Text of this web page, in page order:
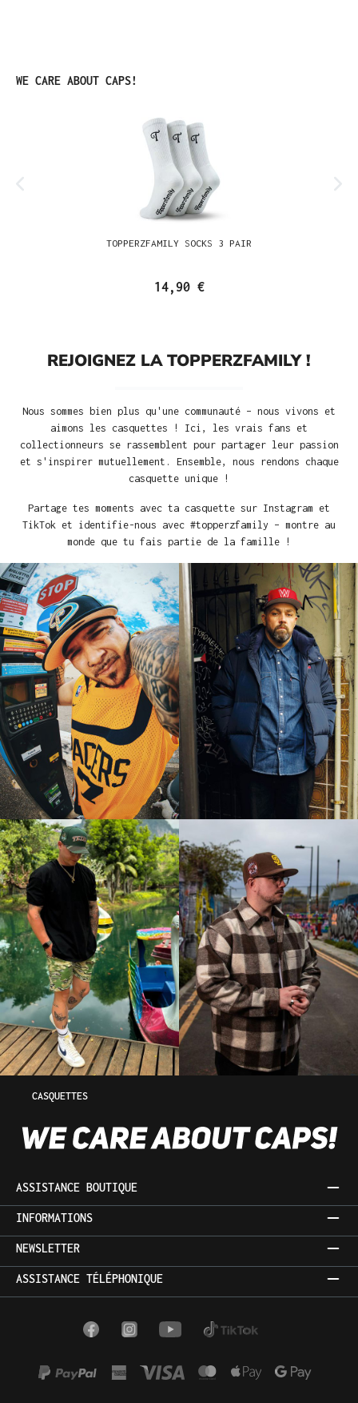
Ignorer la galerie de produits
WE CARE ABOUT CAPS!
TOPPERZFAMILY SOCKS 3 PAIR
14,90 €
REJOIGNEZ LA TOPPERZFAMILY !
Nous sommes bien plus qu'une communauté – nous vivons et
aimons les casquettes ! Ici, les vrais fans et
collectionneurs se rassemblent pour partager leur passion
et s'inspirer mutuellement. Ensemble, nous rendons chaque
casquette unique !
Partage tes moments avec ta casquette sur Instagram et
TikTok et identifie-nous avec #topperzfamily – montre au
monde que tu fais partie de la famille !
CASQUETTES
ASSISTANCE BOUTIQUE
INFORMATIONS
NEWSLETTER
ASSISTANCE TÉLÉPHONIQUE